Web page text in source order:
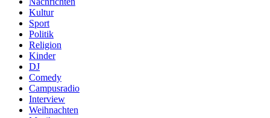
Kultur
Sport
Politik
Religion
Kinder
DJ
Comedy
Campusradio
Interview
Weihnachten